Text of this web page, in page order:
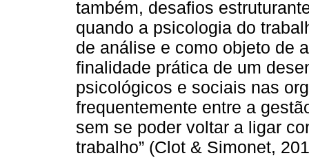
também, desafios
quando a psicologia do
de análise e como objeto de
finalidade prática de um
psicológicos e sociais nas
frequentemente entre a
sem se poder voltar a ligar
trabalho” (Clot & Simonet,